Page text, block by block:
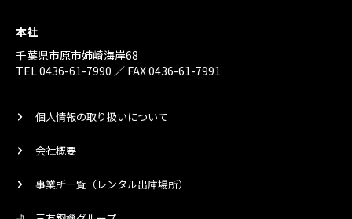
本社
千葉県市原市姉崎海岸68
TEL 0436-61-7990 ／ FAX 0436-61-7991
個人情報の取り扱いについて
会社概要
事業所一覧（レンタル出庫場所）